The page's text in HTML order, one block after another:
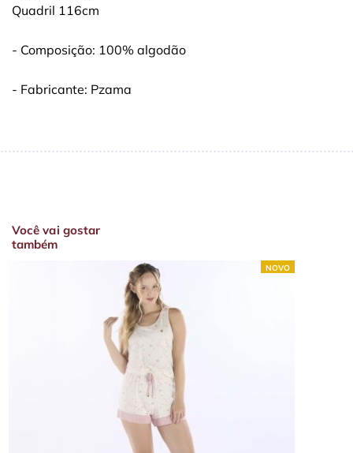
Quadril 116cm
- Composição: 100% algodão
- Fabricante: Pzama
Você vai gostar
também
NOVO